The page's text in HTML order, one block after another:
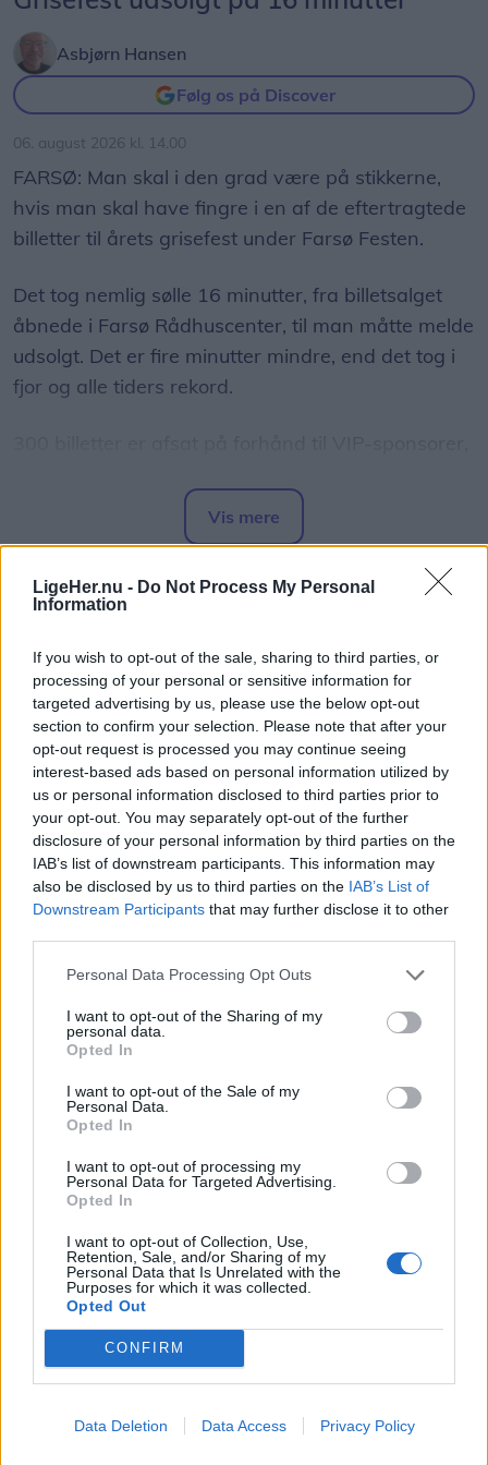
LigeHer.nu - Do Not Process My Personal
Information
If you wish to opt-out of the sale, sharing to third parties, or
processing of your personal or sensitive information for
targeted advertising by us, please use the below opt-out
section to confirm your selection. Please note that after your
opt-out request is processed you may continue seeing
interest-based ads based on personal information utilized by
us or personal information disclosed to third parties prior to
your opt-out. You may separately opt-out of the further
disclosure of your personal information by third parties on the
IAB’s list of downstream participants. This information may
also be disclosed by us to third parties on the IAB’s List of
Downstream Participants that may further disclose it to other
Personal Data Processing Opt Outs
I want to opt-out of the Sharing of my
personal data.
Opted In
I want to opt-out of the Sale of my
Personal Data.
Opted In
I want to opt-out of processing my
Personal Data for Targeted Advertising.
Opted In
I want to opt-out of Collection, Use,
Retention, Sale, and/or Sharing of my
Personal Data that Is Unrelated with the
Purposes for which it was collected.
Opted Out
CONFIRM
Data Deletion Data Access Privacy Policy
Asbjørn Hansen
Følg os på Discover
06. august 2026 kl. 14.00
FARSØ: Man skal i den grad være på stikkerne,
hvis man skal have fingre i en af de eftertragtede
billetter til årets grisefest under Farsø Festen.
Det tog nemlig sølle 16 minutter, fra billetsalget
åbnede i Farsø Rådhuscenter, til man måtte melde
udsolgt. Det er fire minutter mindre, end det tog i
fjor og alle tiders rekord.
det er faktisk flere end sidste år.
der stod forrest i køen efter en enkelt billet, havde
siger formanden for festkomiteen, Kris Hansen.
Alt håb er ikke ude. Erfaringsmæssigt bliver nogle
med billet forhindret i at deltage eller fortryder, og
så kan man være heldig at få fingre i en.
Alle kan i øvrigt komme ind klokken 21, når
grisene er fortæret. Her fortsætter festen nemlig til
klokken 2 til musik af Sju-Bi-Trio, der blandt andet
tæller de oprindelige Shu-bi-dua- medlemmer
Michael Hardinger og Kim Daugaard.
Efter grisefesten fredag er der lørdag to DJ's på
programmet i festteltet. Den ene er Martin Jensen,
der blandt andet har gjort sig bemærket som
dommer i X-factor gennem to sæsoner og med
hittet "Solo Dance". Han får selskab af DJ Justé,
der ligeledes har flere hits på samvittigheden.
Kris Jensen gør opmærksom på, at man skal være
fyldt 18 år for at være med til festen fredag, mens
aldersgrænsen lørdag går ved 16 år.
Musikalsk set lukker MD-Duo bestående af Martin
Dinitzen og Dennis Kristensen festen søndag
af ugen er der meget andet end musik at glæde
Vis mere
Del artikel
Nordjysk cykelhandler skrev historie
med sin opfindelse
Asbjørn Hansen
07. august 2026 kl. 06.01
AALESTRUP: Danmarks Cykelmuseum i Aalestrup
rummer mange interessante fortællinger.
En højaktuel af slagsen er fortællingen om
Danmarks første lange tohjulede varecykel, den
såkaldte Transit-varecykle.
Den blev opfundet i 1926 af den aalborgensiske